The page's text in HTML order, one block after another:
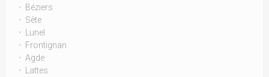
Béziers
Sète
Lunel
Frontignan
Agde
Lattes